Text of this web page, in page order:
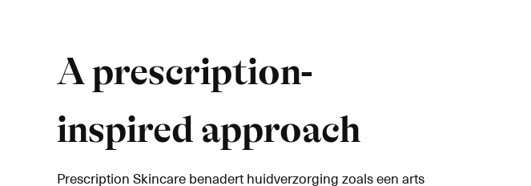
A prescription-
inspired approach
Prescription Skincare benadert huidverzorging zoals een arts